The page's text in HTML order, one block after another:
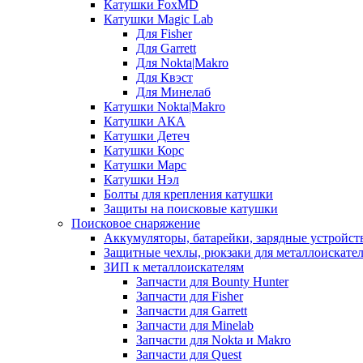
Катушки FoxMD
Катушки Magic Lab
Для Fisher
Для Garrett
Для Nokta|Makro
Для Квэст
Для Минелаб
Катушки Nokta|Makro
Катушки АКА
Катушки Детеч
Катушки Корс
Катушки Марс
Катушки Нэл
Болты для крепления катушки
Защиты на поисковые катушки
Поисковое снаряжение
Аккумуляторы, батарейки, зарядные
Защитные чехлы, рюкзаки для
ЗИП к металлоискателям
Запчасти для Bounty Hunter
Запчасти для Fisher
Запчасти для Garrett
Запчасти для Minelab
Запчасти для Nokta и Makro
Запчасти для Quest